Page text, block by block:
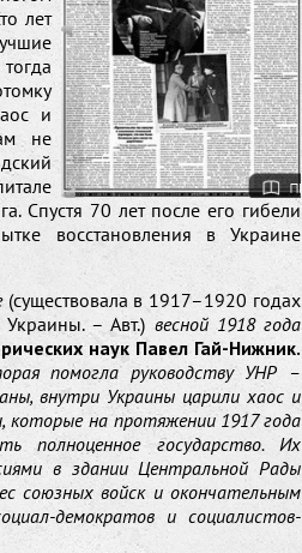
лет
и
не
Спустя 70 лет после его гибели
восстановления в Украине
(существовала в 1917–1920 годах
– Авт.) весной 1918 года
наук Павел Гай-Нижник.
помогла руководству УНР –
внутри Украины царили хаос и
которые на протяжении 1917 года
полноценное государство. Их
в здании Центральной Рады
союзных войск и окончательным
демократов и социалистов-